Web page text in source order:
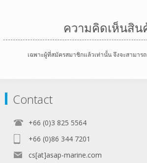
ความคิดเห็นสิน
เฉพาะผู้ที่สมัครสมาชิกแล้วเท่านั้น จึงจะสามาร
Contact
+66 (0)3 825 5564
+66 (0)86 344 7201
cs[at]asap-marine.com